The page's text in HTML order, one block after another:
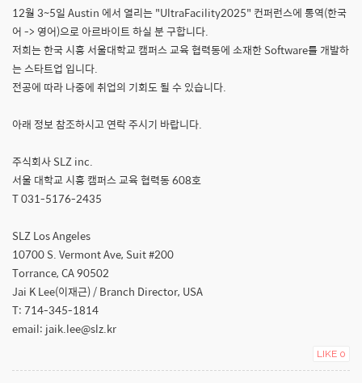
12월 3~5일 Austin 에서 열리는 "UltraFacility2025" 컨퍼런스에 통역(한국
어 -> 영어)으로 아르바이트 하실 분 구합니다.
저희는 한국 시흥 서울대학교 캠퍼스 교육 협력동에 소재한 Software를 개발하
는 스타트업 입니다.
전공에 따라 나중에 취업의 기회도 될 수 있습니다.
아래 정보 참조하시고 연락 주시기 바랍니다.
주식회사 SLZ inc.
서울 대학교 시흥 캠퍼스 교육 협력동 608호
T 031-5176-2435
SLZ Los Angeles
10700 S. Vermont Ave, Suit #200
Torrance, CA 90502
Jai K Lee(이재근) / Branch Director, USA
T: 714-345-1814
email: jaik.lee@slz.kr
LIKE 0